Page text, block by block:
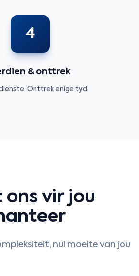
4
& onttrek
Onttrek enige tyd.
ons vir jou
nul moeite van jou